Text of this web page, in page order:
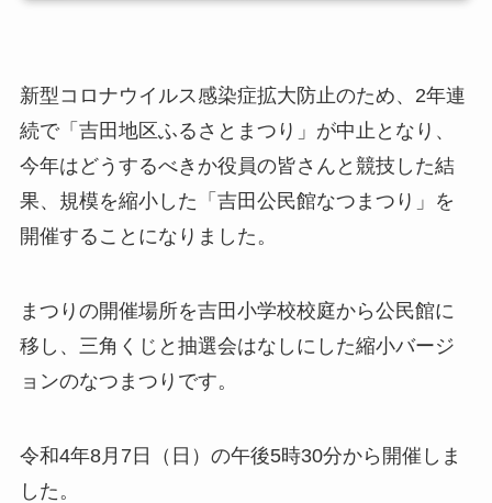
新型コロナウイルス感染症拡大防止のため、2年連
続で「吉田地区ふるさとまつり」が中止となり、
今年はどうするべきか役員の皆さんと競技した結
果、規模を縮小した「吉田公民館なつまつり」を
開催することになりました。
まつりの開催場所を吉田小学校校庭から公民館に
移し、三角くじと抽選会はなしにした縮小バージ
ョンのなつまつりです。
令和4年8月7日（日）の午後5時30分から開催しま
した。